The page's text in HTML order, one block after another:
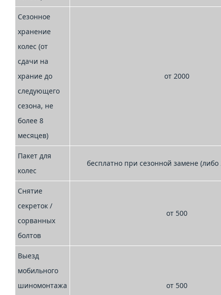
Сезонное
хранение
колес (от
сдачи на
храние до
следующего
сезона, не
более 8
месяцев)
от 2000
Пакет для
колес
бесплатно при сезонной замене (либо
Снятие
секреток /
сорванных
болтов
от 500
Выезд
мобильного
шиномонтажа
от 500